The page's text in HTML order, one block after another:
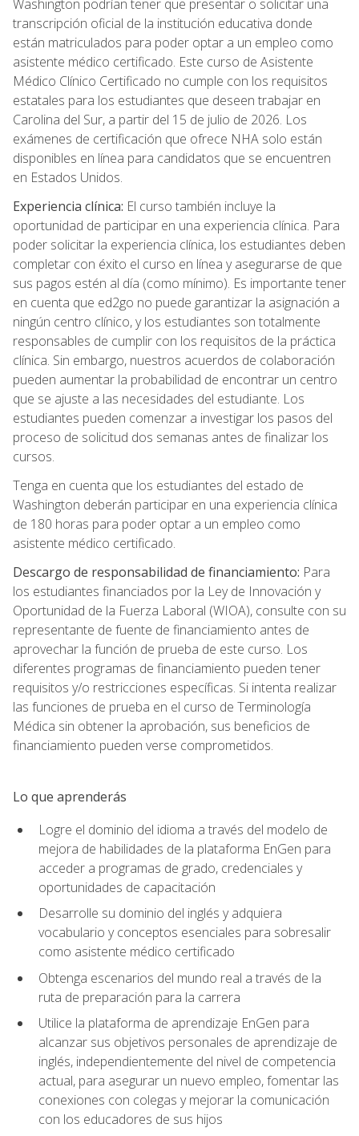
Washington podrían tener que presentar o solicitar una
transcripción oficial de la institución educativa donde
están matriculados para poder optar a un empleo como
asistente médico certificado. Este curso de Asistente
Médico Clínico Certificado no cumple con los requisitos
estatales para los estudiantes que deseen trabajar en
Carolina del Sur, a partir del 15 de julio de 2026. Los
exámenes de certificación que ofrece NHA solo están
disponibles en línea para candidatos que se encuentren
en Estados Unidos.
Experiencia clínica: El curso también incluye la
oportunidad de participar en una experiencia clínica. Para
poder solicitar la experiencia clínica, los estudiantes deben
completar con éxito el curso en línea y asegurarse de que
sus pagos estén al día (como mínimo). Es importante tener
en cuenta que ed2go no puede garantizar la asignación a
ningún centro clínico, y los estudiantes son totalmente
responsables de cumplir con los requisitos de la práctica
clínica. Sin embargo, nuestros acuerdos de colaboración
pueden aumentar la probabilidad de encontrar un centro
que se ajuste a las necesidades del estudiante. Los
estudiantes pueden comenzar a investigar los pasos del
proceso de solicitud dos semanas antes de finalizar los
cursos.
Tenga en cuenta que los estudiantes del estado de
Washington deberán participar en una experiencia clínica
de 180 horas para poder optar a un empleo como
asistente médico certificado.
Descargo de responsabilidad de financiamiento: Para
los estudiantes financiados por la Ley de Innovación y
Oportunidad de la Fuerza Laboral (WIOA), consulte con su
representante de fuente de financiamiento antes de
aprovechar la función de prueba de este curso. Los
diferentes programas de financiamiento pueden tener
requisitos y/o restricciones específicas. Si intenta realizar
las funciones de prueba en el curso de Terminología
Médica sin obtener la aprobación, sus beneficios de
financiamiento pueden verse comprometidos.
Lo que aprenderás
Logre el dominio del idioma a través del modelo de
mejora de habilidades de la plataforma EnGen para
acceder a programas de grado, credenciales y
oportunidades de capacitación
Desarrolle su dominio del inglés y adquiera
vocabulario y conceptos esenciales para sobresalir
como asistente médico certificado
Obtenga escenarios del mundo real a través de la
ruta de preparación para la carrera
Utilice la plataforma de aprendizaje EnGen para
alcanzar sus objetivos personales de aprendizaje de
inglés, independientemente del nivel de competencia
actual, para asegurar un nuevo empleo, fomentar las
conexiones con colegas y mejorar la comunicación
con los educadores de sus hijos